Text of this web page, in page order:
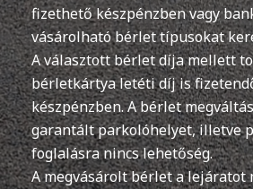
fizethető készpénzben vagy
vásárolható bérlet típusokat
A választott bérlet díja mellett
bérletkártya letéti díj is
készpénzben. A bérlet
garantált parkolóhelyet, illetve
foglalásra nincs lehetőség.
A megvásárolt bérlet a lejáratot